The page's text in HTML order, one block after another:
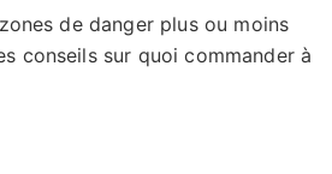
de danger plus ou moins
conseils sur quoi commander à